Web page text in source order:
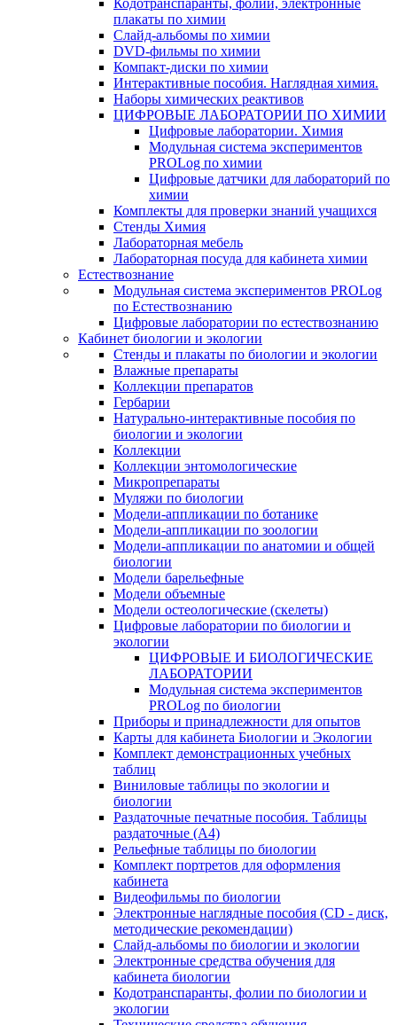
Кодотранспаранты, фолии, электронные
плакаты по химии
Слайд-альбомы по химии
DVD-фильмы по химии
Компакт-диски по химии
Интерактивные пособия. Наглядная химия.
Наборы химических реактивов
ЦИФРОВЫЕ ЛАБОРАТОРИИ ПО ХИМИИ
Цифровые лаборатории. Химия
Модульная система экспериментов
PROLog по химии
Цифровые датчики для лабораторий по
химии
Комплекты для проверки знаний учащихся
Стенды Химия
Лабораторная мебель
Лабораторная посуда для кабинета химии
Естествознание
Модульная система экспериментов PROLog
по Естествознанию
Цифровые лаборатории по естествознанию
Кабинет биологии и экологии
Стенды и плакаты по биологии и экологии
Влажные препараты
Коллекции препаратов
Гербарии
Натурально-интерактивные пособия по
биологии и экологии
Коллекции
Коллекции энтомологические
Микропрепараты
Муляжи по биологии
Модели-аппликации по ботанике
Модели-аппликации по зоологии
Модели-аппликации по анатомии и общей
биологии
Модели барельефные
Модели объемные
Модели остеологические (скелеты)
Цифровые лаборатории по биологии и
экологии
ЦИФРОВЫЕ И БИОЛОГИЧЕСКИЕ
ЛАБОРАТОРИИ
Модульная система экспериментов
PROLog по биологии
Приборы и принадлежности для опытов
Карты для кабинета Биологии и Экологии
Комплект демонстрационных учебных
таблиц
Виниловые таблицы по экологии и
биологии
Раздаточные печатные пособия. Таблицы
раздаточные (А4)
Рельефные таблицы по биологии
Комплект портретов для оформления
кабинета
Видеофильмы по биологии
Электронные наглядные пособия (CD - диск,
методические рекомендации)
Слайд-альбомы по биологии и экологии
Электронные средства обучения для
кабинета биологии
Кодотранспаранты, фолии по биологии и
экологии